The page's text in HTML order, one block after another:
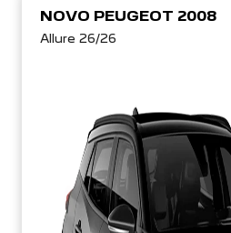
NOVO PEUGEOT 2008
Allure 26/26